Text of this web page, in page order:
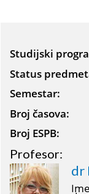
Studijski
Status
Semestar:
Broj časova:
Broj ESPB:
Profesor:
dr